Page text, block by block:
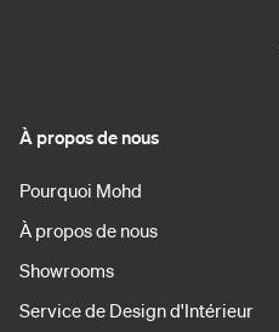
À propos de nous
Pourquoi Mohd
À propos de nous
Showrooms
Service de Design d'Intérieur